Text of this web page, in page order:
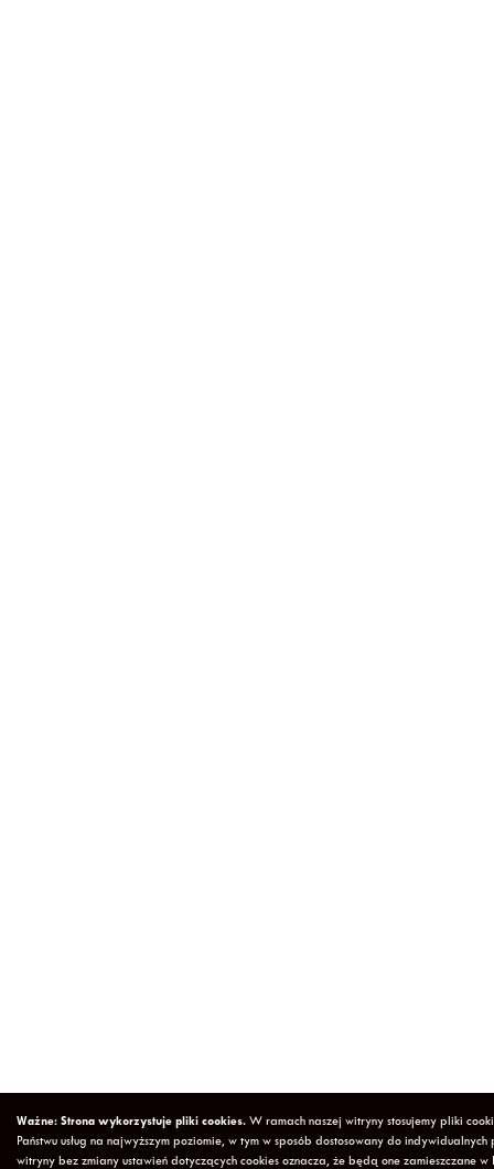
Ważne: Strona wykorzystuje pliki cookies. W ramach naszej witryny stosujemy pliki
Państwu usług na najwyższym poziomie, w tym w sposób dostosowany do
witryny bez zmiany ustawień dotyczących cookies oznacza, że będą one zamieszczane w